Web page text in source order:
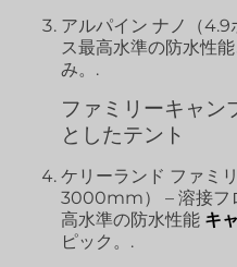
アルパイン ナノ（
ス最高水準の防水性
み。.
ファミリーキャン
としたテント
ケリーランド ファミ
3000mm） – 溶接フ
高水準の防水性能 キ
ピック。.